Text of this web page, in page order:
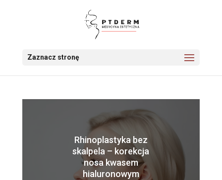
Zaznacz stronę
Rhinoplastyka bez
skalpela – korekcja
nosa kwasem
hialuronowym